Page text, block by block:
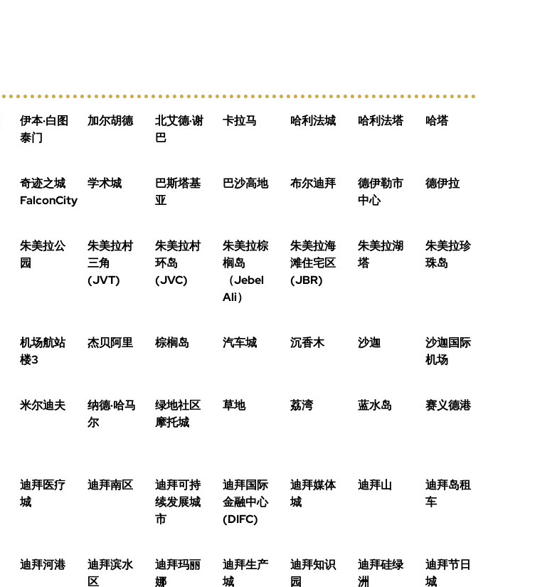
伊本·白图
泰门
加尔胡德
北艾德·谢
巴
卡拉马 哈利法城 哈利法塔 哈塔
奇迹之城
FalconCity
学术城
巴斯塔基
亚
巴沙高地 布尔迪拜
德伊勒市
中心
德伊拉
朱美拉公
园
朱美拉村
三角
(JVT)
朱美拉村
环岛
(JVC)
朱美拉棕
榈岛
（Jebel
Ali）
朱美拉海
滩住宅区
(JBR)
朱美拉湖
塔
朱美拉珍
珠岛
机场航站
楼3
杰贝阿里 棕榈岛 汽车城 沉香木 沙迦
沙迦国际
机场
米尔迪夫
纳德·哈马
尔
绿地社区
摩托城
草地 荔湾 蓝水岛 赛义德港
迪拜医疗
城
迪拜南区
迪拜可持
续发展城
市
迪拜国际
金融中心
(DIFC)
迪拜媒体
城
迪拜山
迪拜岛租
车
迪拜河港
迪拜滨水
区
迪拜玛丽
娜
迪拜生产
城
迪拜知识
园
迪拜硅绿
洲
迪拜节日
城